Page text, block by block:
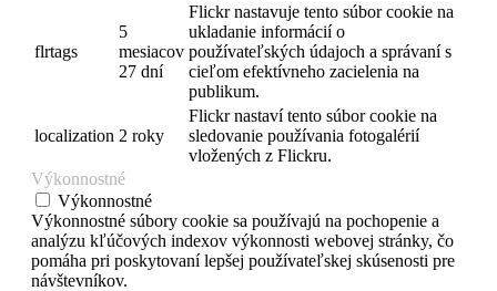
flrtags
5
mesiacov
27 dní
Flickr nastavuje tento súbor cookie na
ukladanie informácií o
používateľských údajoch a správaní s
cieľom efektívneho zacielenia na
publikum.
localization 2 roky
Flickr nastaví tento súbor cookie na
sledovanie používania fotogalérií
vložených z Flickru.
Výkonnostné
Výkonnostné
Výkonnostné súbory cookie sa používajú na pochopenie a
analýzu kľúčových indexov výkonnosti webovej stránky, čo
pomáha pri poskytovaní lepšej používateľskej skúsenosti pre
návštevníkov.